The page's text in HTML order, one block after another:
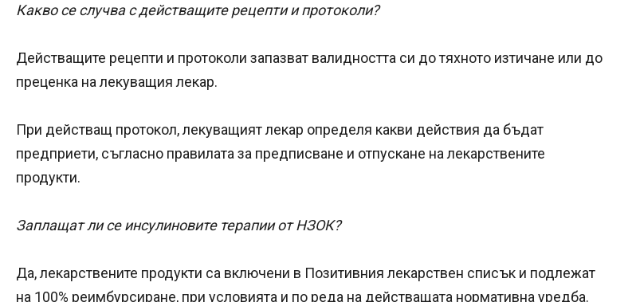
Какво се случва с действащите рецепти и протоколи?
Действащите рецепти и протоколи запазват валидността си до тяхното изтичане или до
преценка на лекуващия лекар.
При действащ протокол, лекуващият лекар определя какви действия да бъдат
предприети, съгласно правилата за предписване и отпускане на лекарствените
продукти.
Заплащат ли се инсулиновите терапии от НЗОК?
Да, лекарствените продукти са включени в Позитивния лекарствен списък и подлежат
на 100% реимбурсиране, при условията и по реда на действащата нормативна уредба.